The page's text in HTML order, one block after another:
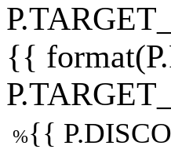
{{
%{{